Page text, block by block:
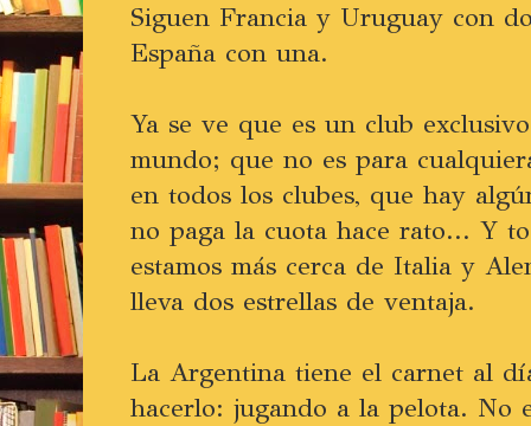
Siguen Francia y Uruguay con
España con una.
Ya se ve que es un club
mundo; que no es para
en todos los clubes, que hay
no paga la cuota hace rato... Y
estamos más cerca de Italia y
lleva dos estrellas de ventaja.
La Argentina tiene el carnet al
hacerlo: jugando a la pelota. No